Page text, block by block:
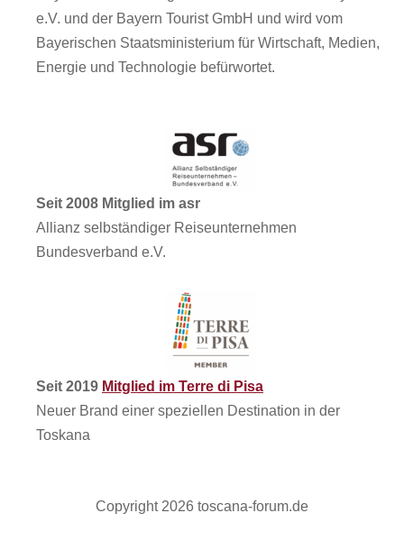
e.V. und der Bayern Tourist GmbH und wird vom
Bayerischen Staatsministerium für Wirtschaft, Medien,
Energie und Technologie befürwortet.
Seit 2008 Mitglied im asr
Allianz selbständiger Reiseunternehmen
Bundesverband e.V.
Seit 2019 Mitglied im Terre di Pisa
Neuer Brand einer speziellen Destination in der
Toskana
Copyright 2026 toscana-forum.de